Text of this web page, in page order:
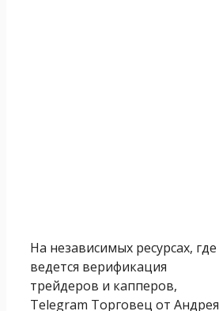
На независимых ресурсах, где
ведется верификация
трейдеров и капперов,
Telegram Торговец от Андрея